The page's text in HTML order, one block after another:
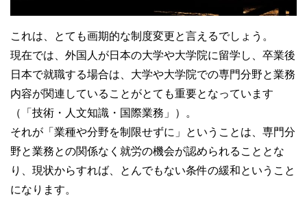
これは、とても画期的な制度変更と言えるでしょう。
現在では、外国人が日本の大学や大学院に留学し、卒業後
日本で就職する場合は、大学や大学院での専門分野と業務
内容が関連していることがとても重要となっています
（「技術・人文知識・国際業務」）。
それが「業種や分野を制限せずに」ということは、専門分
野と業務との関係なく就労の機会が認められることとな
り、現状からすれば、とんでもない条件の緩和ということ
になります。